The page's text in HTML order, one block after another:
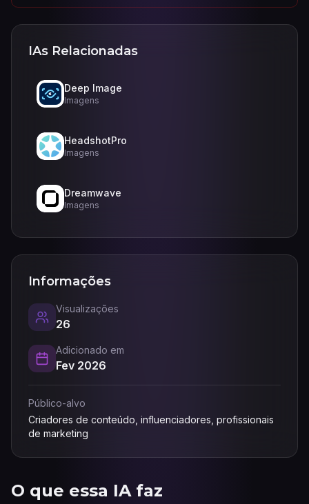
O que essa IA faz
IAs Relacionadas
Deep Image
Imagens
HeadshotPro
Imagens
Dreamwave
Imagens
Informações
Visualizações
26
Adicionado em
Fev 2026
Público-alvo
Criadores de conteúdo, influenciadores, profissionais
de marketing